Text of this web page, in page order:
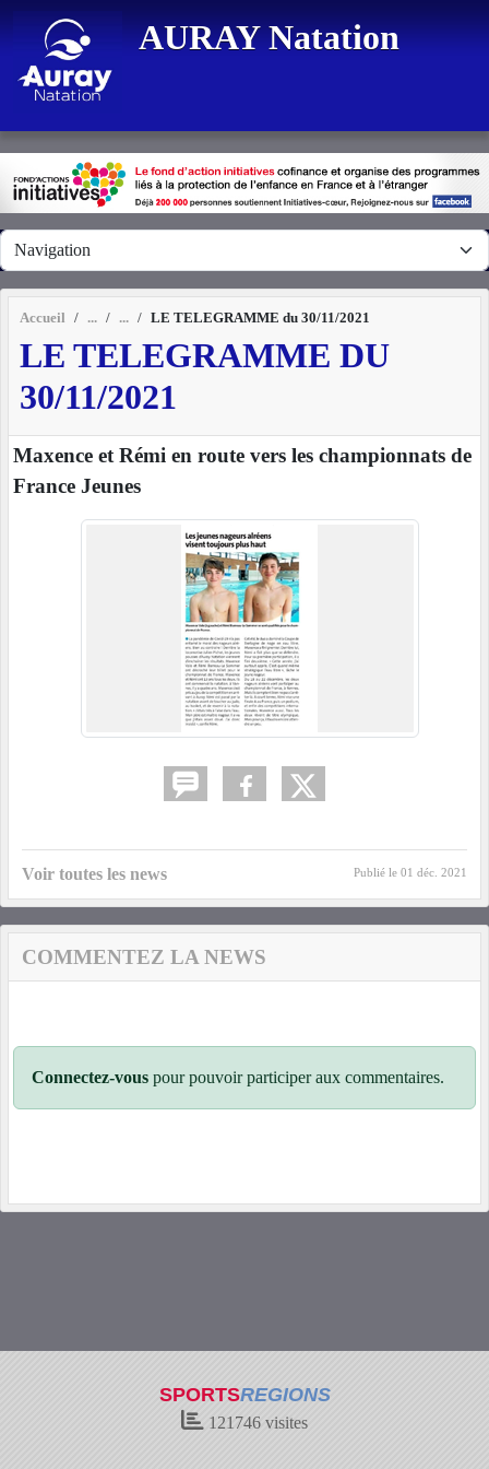
AURAY Natation
Accueil LE TELEGRAMME du 30/11/2021
LE TELEGRAMME DU
30/11/2021
Maxence et Rémi en route vers les championnats de
France Jeunes
Voir toutes les news Publié le 01 déc. 2021
COMMENTEZ LA NEWS
Connectez-vous pour pouvoir participer aux commentaires.
SPORTSREGIONS
121746 visites
Panneau de gestion des cookies